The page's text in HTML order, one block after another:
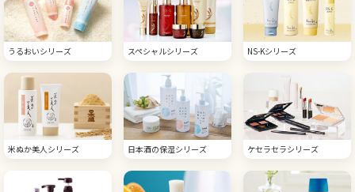
うるおいシリーズ スペシャルシリーズ NS-Kシリーズ
米ぬか美人シリーズ 日本酒の保湿シリーズ ケセラセラシリーズ